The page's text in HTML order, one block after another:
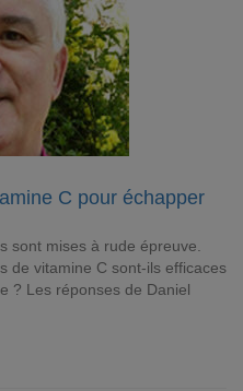
C pour échapper
sont mises à rude épreuve.
de vitamine C sont-ils efficaces
? Les réponses de Daniel